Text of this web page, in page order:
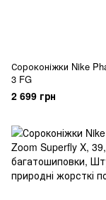
Сороконіжки Nike
3 FG
2 699 грн